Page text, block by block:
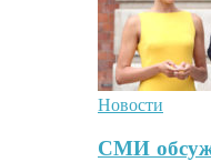
Новости
СМИ